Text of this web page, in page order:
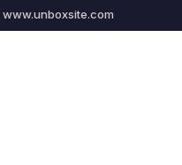
www.unboxsite.com